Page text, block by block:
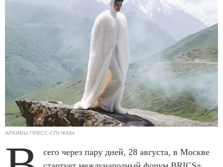
АРХИВЫ ПРЕСС-СЛУЖБЫ
сего через пару дней, 28 августа, в Москве